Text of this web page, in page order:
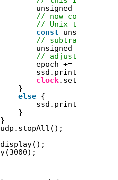
unsigned
// now convert
// Unix time
const
unsigned
// subtract
unsigned
// adjust to user
epoch +=
ssd.println(
clock
}
else {
ssd.print(
}
}
udp.stopAll();